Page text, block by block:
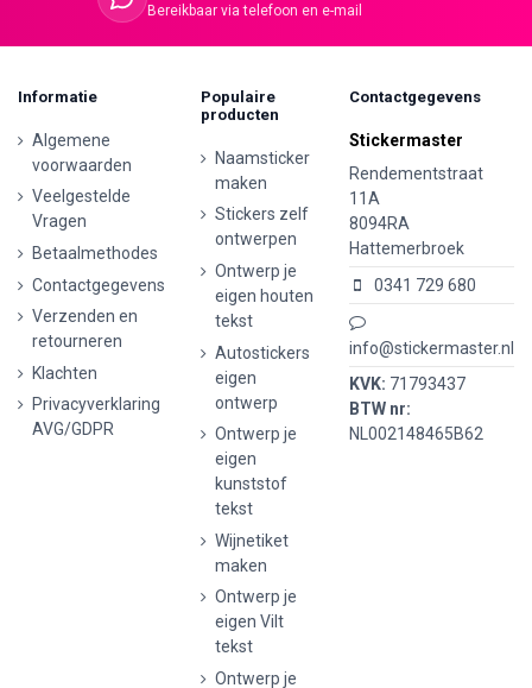
Bereikbaar via telefoon en e-mail
Informatie
Algemene
voorwaarden
Veelgestelde
Vragen
Betaalmethodes
Contactgegevens
Verzenden en
retourneren
Klachten
Privacyverklaring
AVG/GDPR
Populaire
producten
Naamsticker
maken
Stickers zelf
ontwerpen
Ontwerp je
eigen houten
tekst
Autostickers
eigen
ontwerp
Ontwerp je
eigen
kunststof
tekst
Wijnetiket
maken
Ontwerp je
eigen Vilt
tekst
Ontwerp je
Contactgegevens
Stickermaster
Rendementstraat
11A
8094RA
Hattemerbroek
0341 729 680
info@stickermaster.nl
KVK: 71793437
BTW nr:
NL002148465B62